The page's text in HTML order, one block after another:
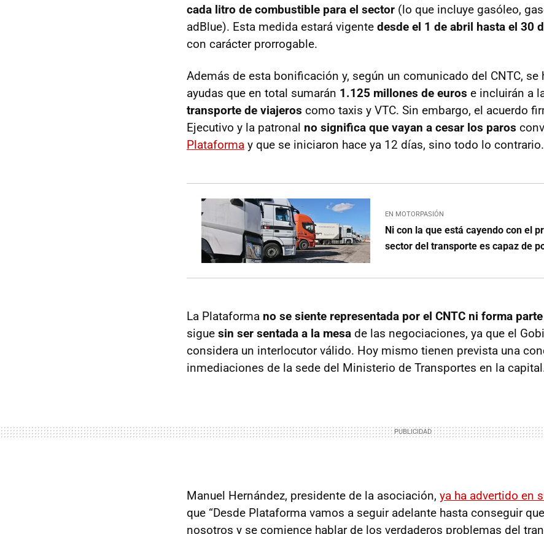
cada litro de combustible para el sector (lo que incluye gasóleo,
adBlue). Esta medida estará vigente desde el 1 de abril hasta el 30
con carácter prorrogable.
Además de esta bonificación y, según un comunicado del CNTC, se
ayudas que en total sumarán 1.125 millones de euros e incluirán a
transporte de viajeros como taxis y VTC. Sin embargo, el acuerdo
Ejecutivo y la patronal no significa que vayan a cesar los paros
Plataforma y que se iniciaron hace ya 12 días, sino todo lo contrario.
EN MOTORPASIÓN
Ni con la que está cayendo con el
sector del transporte es capaz de
La Plataforma no se siente representada por el CNTC ni forma
sigue sin ser sentada a la mesa de las negociaciones, ya que el
considera un interlocutor válido. Hoy mismo tienen prevista una
inmediaciones de la sede del Ministerio de Transportes en la
Manuel Hernández, presidente de la asociación, ya ha advertido en
que “Desde Plataforma vamos a seguir adelante hasta conseguir
nosotros y se comience hablar de los verdaderos problemas del